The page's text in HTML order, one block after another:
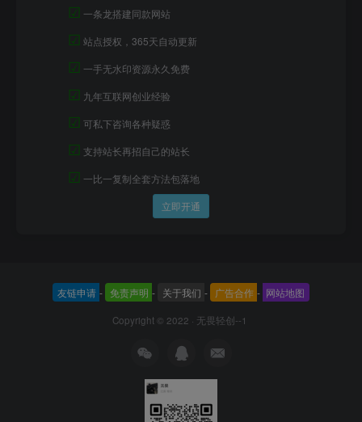
☑ 一条龙搭建同款网站
☑ 站点授权，365天自动更新
☑ 一手无水印资源永久免费
☑ 九年互联网创业经验
☑ 可私下咨询各种疑惑
☑ 支持站长再招自己的站长
☑ 一比一复制全套方法包落地
立即开通
友链申请 - 免责声明 - 关于我们 - 广告合作 - 网站地图
Copyright © 2022 · 无畏轻创--1